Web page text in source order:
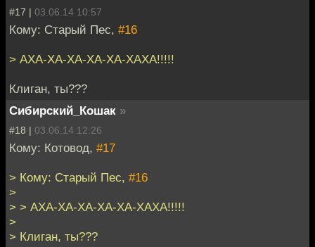
#17 | 03.06.14 10:57
Кому: Старый Пес, #16
> АХА-ХА-ХА-ХА-ХА-ХАХА!!!!!
Клиган, ты???
Сибирский_Кошак »
#18 | 03.06.14 12:26
Кому: Котовод, #17
> Кому: Старый Пес, #16
>
> > АХА-ХА-ХА-ХА-ХА-ХАХА!!!!!
>
> Клиган, ты???